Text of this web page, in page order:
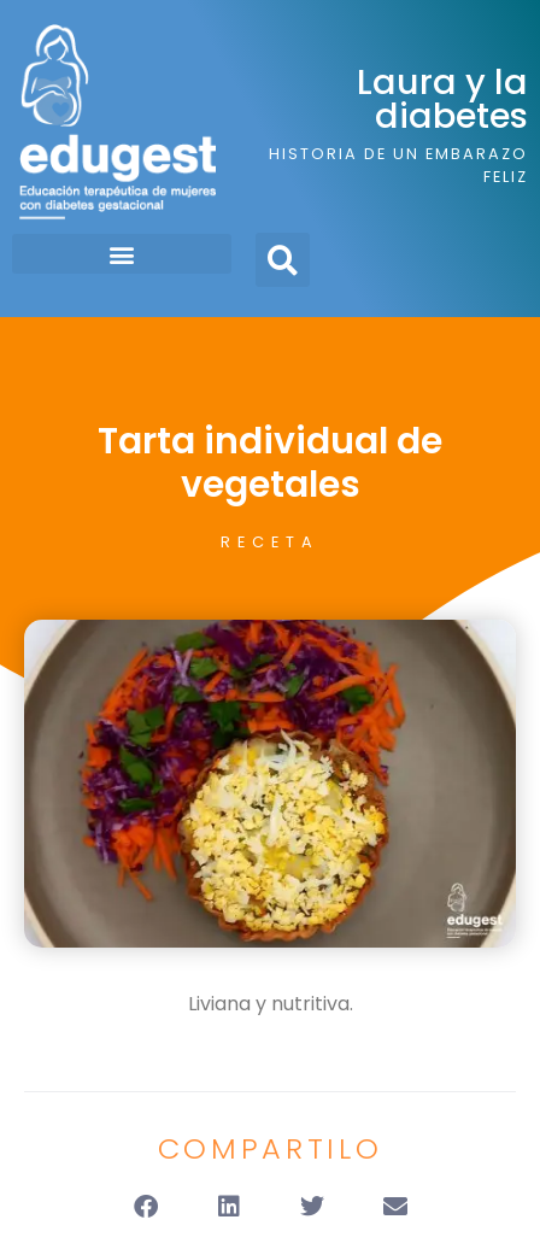
Laura y la
diabetes
HISTORIA DE UN EMBARAZO
FELIZ
Tarta individual de
vegetales
RECETA
Liviana y nutritiva.
COMPARTILO